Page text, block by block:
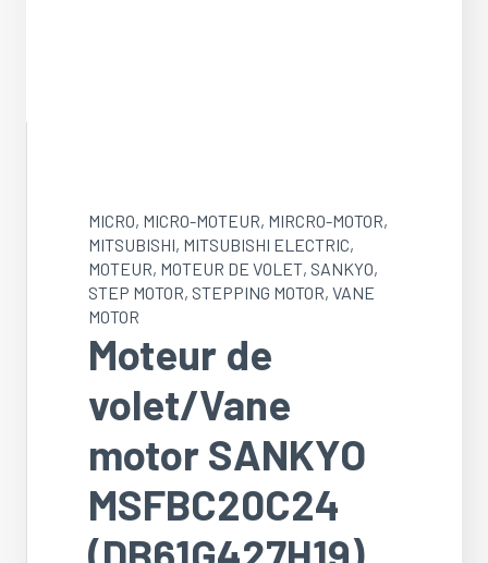
MICRO, MICRO-MOTEUR, MIRCRO-MOTOR,
MITSUBISHI, MITSUBISHI ELECTRIC,
MOTEUR, MOTEUR DE VOLET, SANKYO,
STEP MOTOR, STEPPING MOTOR, VANE
MOTOR
Moteur de
volet/Vane
motor SANKYO
MSFBC20C24